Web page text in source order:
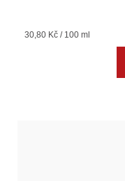
Měrná
30,80 Kč / 100 ml